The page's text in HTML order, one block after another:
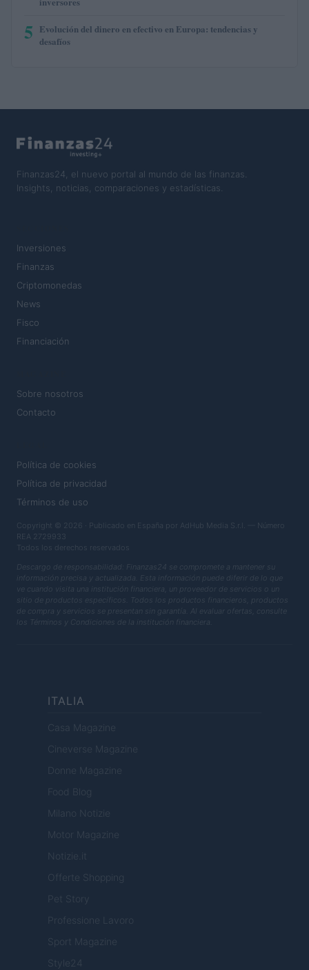
5 Evolución del dinero en efectivo en Europa: tendencias y
desafíos
Finanzas24, el nuevo portal al mundo de las finanzas.
Insights, noticias, comparaciones y estadísticas.
Inversiones
Finanzas
Criptomonedas
News
Fisco
Financiación
Sobre nosotros
Contacto
Política de cookies
Política de privacidad
Términos de uso
Copyright © 2026 · Publicado en España por AdHub Media S.r.l. — Número
REA 2729933
Todos los derechos reservados
Descargo de responsabilidad: Finanzas24 se compromete a mantener su
información precisa y actualizada. Esta información puede diferir de lo que
ve cuando visita una institución financiera, un proveedor de servicios o un
sitio de productos específicos. Todos los productos financieros, productos
de compra y servicios se presentan sin garantía. Al evaluar ofertas, consulte
los Términos y Condiciones de la institución financiera.
ITALIA
Casa Magazine
Cineverse Magazine
Donne Magazine
Food Blog
Milano Notizie
Motor Magazine
Notizie.it
Offerte Shopping
Pet Story
Professione Lavoro
Sport Magazine
Style24